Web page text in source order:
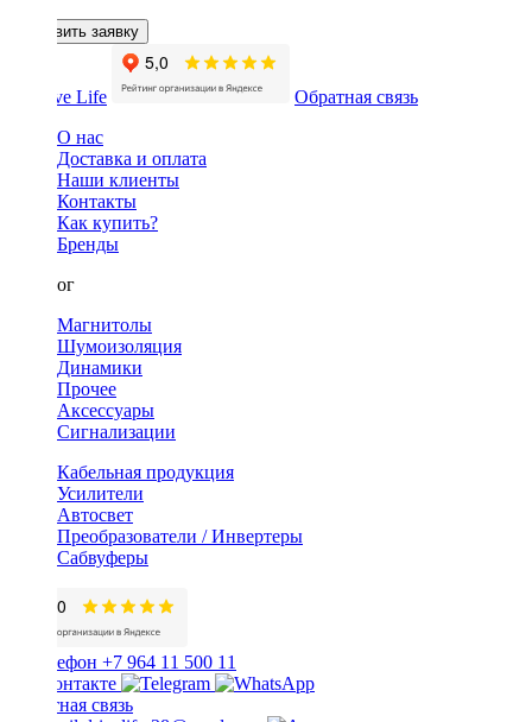
Оставить заявку
Обратная связь
О нас
Доставка и оплата
Наши клиенты
Контакты
Как купить?
Бренды
Каталог
Магнитолы
Шумоизоляция
Динамики
Прочее
Аксессуары
Сигнализации
Кабельная продукция
Усилители
Автосвет
Преобразователи / Инвертеры
Сабвуферы
+7 964 11 500 11
Обратная связь